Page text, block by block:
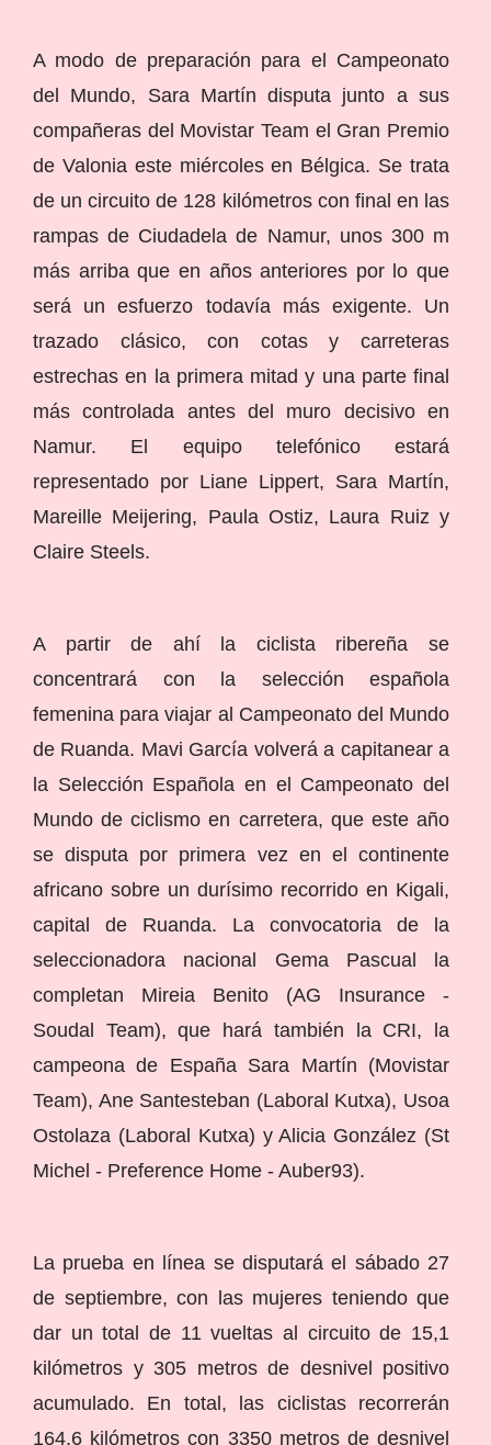
A modo de preparación para el Campeonato
del Mundo, Sara Martín disputa junto a sus
compañeras del Movistar Team el Gran Premio
de Valonia este miércoles en Bélgica. Se trata
de un circuito de 128 kilómetros con final en las
rampas de Ciudadela de Namur, unos 300 m
más arriba que en años anteriores por lo que
será un esfuerzo todavía más exigente. Un
trazado clásico, con cotas y carreteras
estrechas en la primera mitad y una parte final
más controlada antes del muro decisivo en
Namur. El equipo telefónico estará
representado por Liane Lippert, Sara Martín,
Mareille Meijering, Paula Ostiz, Laura Ruiz y
Claire Steels.
A partir de ahí la ciclista ribereña se
concentrará con la selección española
femenina para viajar al Campeonato del Mundo
de Ruanda. Mavi García volverá a capitanear a
la Selección Española en el Campeonato del
Mundo de ciclismo en carretera, que este año
se disputa por primera vez en el continente
africano sobre un durísimo recorrido en Kigali,
capital de Ruanda. La convocatoria de la
seleccionadora nacional Gema Pascual la
completan Mireia Benito (AG Insurance -
Soudal Team), que hará también la CRI, la
campeona de España Sara Martín (Movistar
Team), Ane Santesteban (Laboral Kutxa), Usoa
Ostolaza (Laboral Kutxa) y Alicia González (St
Michel - Preference Home - Auber93).
La prueba en línea se disputará el sábado 27
de septiembre, con las mujeres teniendo que
dar un total de 11 vueltas al circuito de 15,1
kilómetros y 305 metros de desnivel positivo
acumulado. En total, las ciclistas recorrerán
164,6 kilómetros con 3350 metros de desnivel